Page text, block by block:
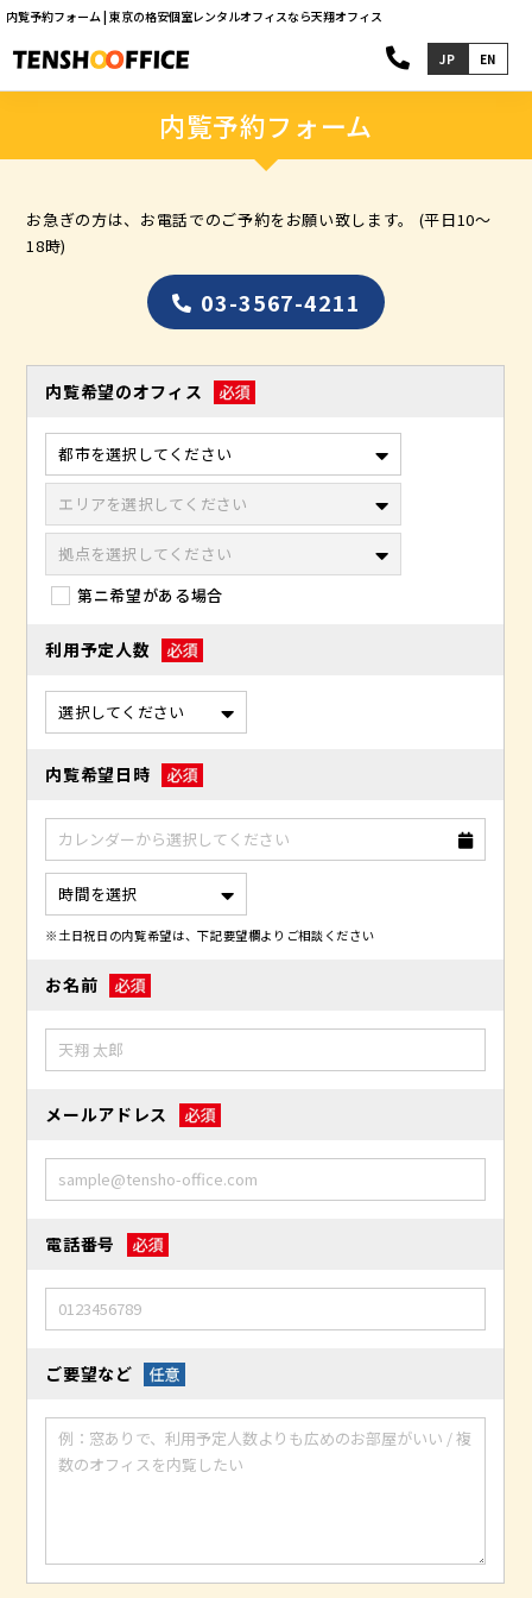
内覧予約フォーム | 東京の格安個室レンタルオフィスなら天翔オフィス
JP EN
内覧予約フォーム
お急ぎの方は、お電話でのご予約をお願い致します。 (平日10～
18時)
03-3567-4211
内覧希望のオフィス
第ニ希望がある場合
利用予定人数
内覧希望日時
※土日祝日の内覧希望は、下記要望欄よりご相談ください
お名前
メールアドレス
電話番号
ご要望など